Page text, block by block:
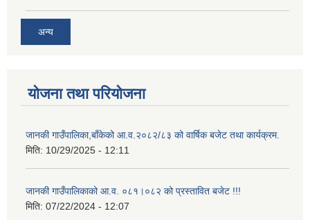
अन्य
योजना तथा परियोजना
जानकी गाउँपालिका,बाँकेको आ.व.२०८२/८३ को वार्षिक बजेट तथा कार्यक्रम.
मिति: 10/29/2025 - 12:11
जानकी गाउँपालिकाको आ.व. ०८१।०८२ को प्रस्तावित बजेट !!!
मिति: 07/22/2024 - 12:07